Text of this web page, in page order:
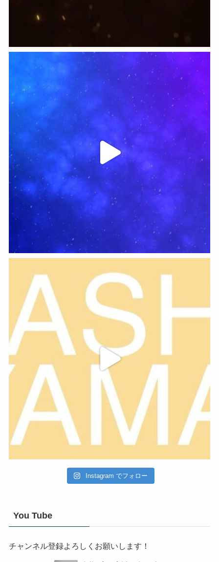
Instagram でフォロー
You Tube
チャンネル登録よろしくお願いします！